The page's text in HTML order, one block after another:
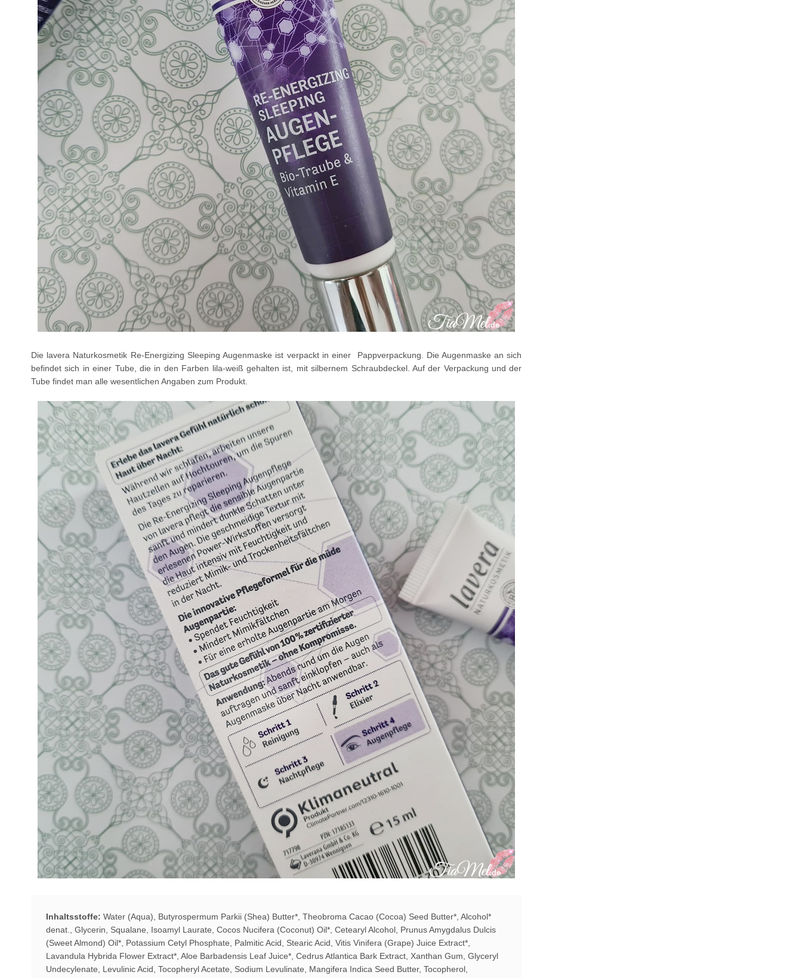
Die lavera Naturkosmetik Re-Energizing Sleeping Augenmaske ist verpackt in einer Pappverpackung. Die Augenmaske an sich
befindet sich in einer Tube, die in den Farben lila-weiß gehalten ist, mit silbernem Schraubdeckel. Auf der Verpackung und der
Tube findet man alle wesentlichen Angaben zum Produkt.
Inhaltsstoffe: Water (Aqua), Butyrospermum Parkii (Shea) Butter*, Theobroma Cacao (Cocoa) Seed Butter*, Alcohol*
denat., Glycerin, Squalane, Isoamyl Laurate, Cocos Nucifera (Coconut) Oil*, Cetearyl Alcohol, Prunus Amygdalus Dulcis
(Sweet Almond) Oil*, Potassium Cetyl Phosphate, Palmitic Acid, Stearic Acid, Vitis Vinifera (Grape) Juice Extract*,
Lavandula Hybrida Flower Extract*, Aloe Barbadensis Leaf Juice*, Cedrus Atlantica Bark Extract, Xanthan Gum, Glyceryl
Undecylenate, Levulinic Acid, Tocopheryl Acetate, Sodium Levulinate, Mangifera Indica Seed Butter, Tocopherol,